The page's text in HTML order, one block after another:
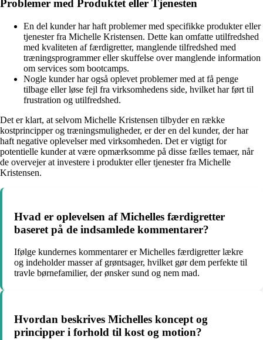
Problemer med Produktet eller Tjenesten
En del kunder har haft problemer med specifikke produkter eller
tjenester fra Michelle Kristensen. Dette kan omfatte utilfredshed
med kvaliteten af færdigretter, manglende tilfredshed med
træningsprogrammer eller skuffelse over manglende information
om services som bootcamps.
Nogle kunder har også oplevet problemer med at få penge
tilbage eller løse fejl fra virksomhedens side, hvilket har ført til
frustration og utilfredshed.
Det er klart, at selvom Michelle Kristensen tilbyder en række
kostprincipper og træningsmuligheder, er der en del kunder, der har
haft negative oplevelser med virksomheden. Det er vigtigt for
potentielle kunder at være opmærksomme på disse fælles temaer, når
de overvejer at investere i produkter eller tjenester fra Michelle
Kristensen.
Hvad er oplevelsen af Michelles færdigretter
baseret på de indsamlede kommentarer?
Ifølge kundernes kommentarer er Michelles færdigretter lækre
og indeholder masser af grøntsager, hvilket gør dem perfekte til
travle børnefamilier, der ønsker sund og nem mad.
Hvordan beskrives Michelles koncept og
principper i forhold til kost og motion?